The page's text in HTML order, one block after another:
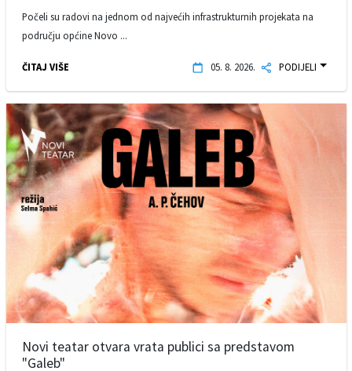
Počeli su radovi na jednom od najvećih infrastrukturnih projekata na
području općine Novo ...
ČITAJ VIŠE 05. 8. 2026. PODIJELI
Novi teatar otvara vrata publici sa predstavom
"Galeb"